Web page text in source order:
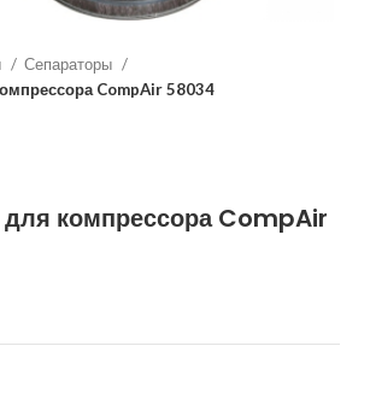
Сепараторы
CompAir 58034
для компрессора CompAir